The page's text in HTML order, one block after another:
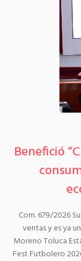
Benefició
Com. 679/2026
ventas y es ya
Moreno Toluca
Fest Futbolero